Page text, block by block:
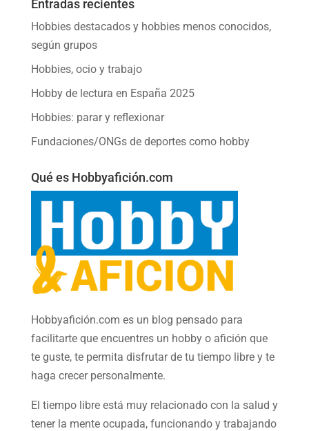
Entradas recientes
Hobbies destacados y hobbies menos conocidos,
según grupos
Hobbies, ocio y trabajo
Hobby de lectura en España 2025
Hobbies: parar y reflexionar
Fundaciones/ONGs de deportes como hobby
Qué es Hobbyafición.com
Hobbyafición.com es un blog pensado para
facilitarte que encuentres un hobby o afición que
te guste, te permita disfrutar de tu tiempo libre y te
haga crecer personalmente.
El tiempo libre está muy relacionado con la salud y
tener la mente ocupada, funcionando y trabajando